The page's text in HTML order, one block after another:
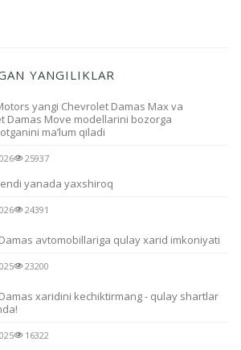
YANGILIKLAR
yangi Chevrolet Damas Max va
Damas Move modellarini bozorga
ma’lum qiladi
25937
yanada yaxshiroq
24391
avtomobillariga qulay xarid imkoniyati
23200
xaridini kechiktirmang - qulay shartlar
16322